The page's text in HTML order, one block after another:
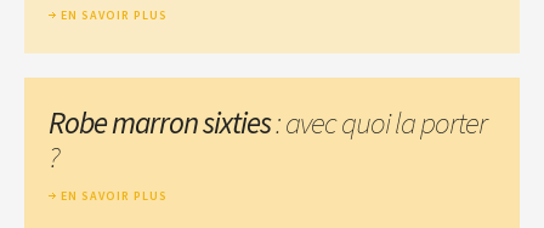
EN SAVOIR PLUS
Robe marron sixties: avec quoi la porter
?
EN SAVOIR PLUS